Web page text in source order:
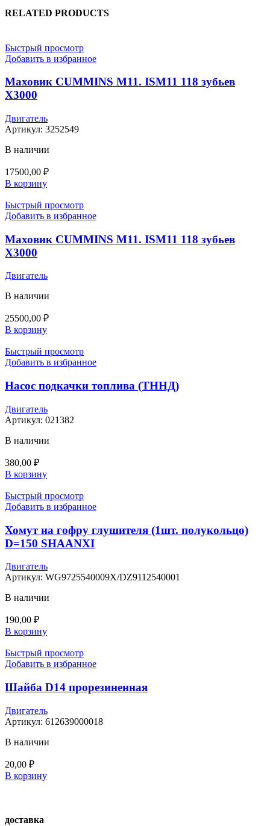
RELATED PRODUCTS
Быстрый просмотр
Добавить в избранное
Маховик CUMMINS M11. ISM11 118 зубьев
X3000
Двигатель
Артикул: 3252549
В наличии
17500,00 ₽
В корзину
Быстрый просмотр
Добавить в избранное
Маховик CUMMINS M11. ISM11 118 зубьев
X3000
Двигатель
В наличии
25500,00 ₽
В корзину
Быстрый просмотр
Добавить в избранное
Насос подкачки топлива (ТННД)
Двигатель
Артикул: 021382
В наличии
380,00 ₽
В корзину
Быстрый просмотр
Добавить в избранное
Хомут на гофру глушителя (1шт. полукольцо)
D=150 SHAANXI
Двигатель
Артикул: WG9725540009X/DZ9112540001
В наличии
190,00 ₽
В корзину
Быстрый просмотр
Добавить в избранное
Шайба D14 прорезиненная
Двигатель
Артикул: 612639000018
В наличии
20,00 ₽
В корзину
доставка